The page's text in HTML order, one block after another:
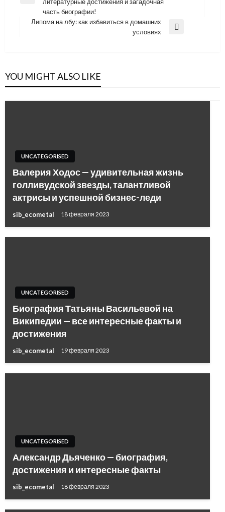
записямчасть биографии!
Липома на лбу: как избавиться в домашних
условиях
YOU MIGHT ALSO LIKE
UNCATEGORISED
Валерия Ходос — удивительная жизнь
голливудской звезды, талантливой
актрисы и успешной бизнес-леди
sib_ecometal 18 февраля 2023
UNCATEGORISED
Биография Татьяны Васильевой на
Википедии — все интересные факты и
достижения
sib_ecometal 19 февраля 2023
UNCATEGORISED
Александр Дьяченко — биография,
достижения и интересные факты
sib_ecometal 18 февраля 2023